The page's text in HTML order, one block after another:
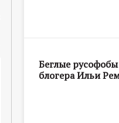
Беглые
блогера Ильи